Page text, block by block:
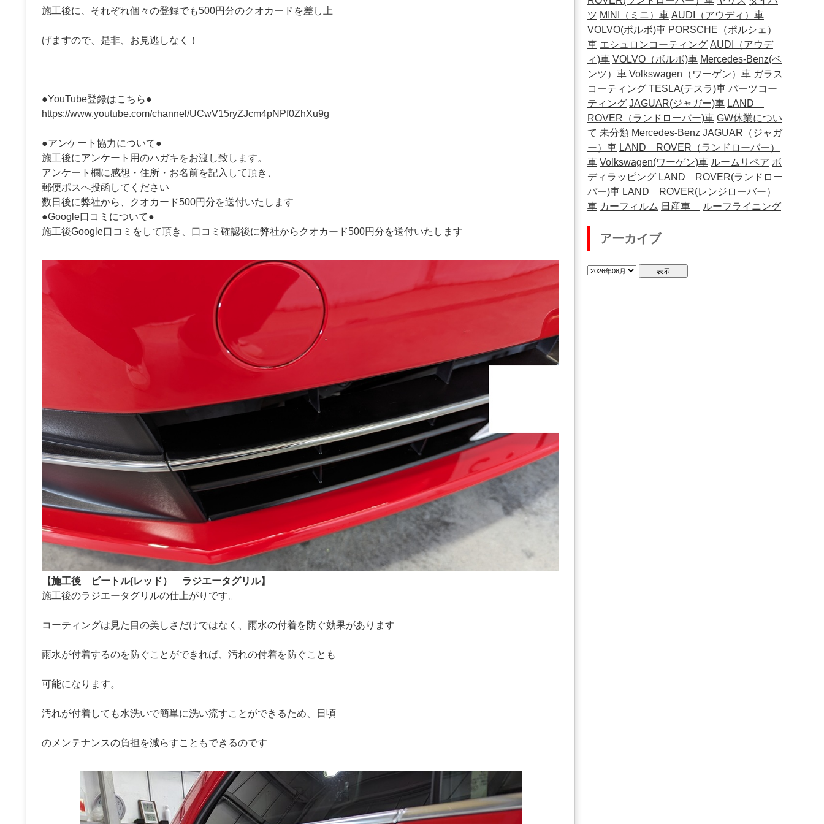
施工後に、それぞれ個々の登録でも500円分のクオカードを差し上
げますので、是非、お見逃しなく！
●YouTube登録はこちら●
https://www.youtube.com/channel/UCwV15ryZJcm4pNPf0ZhXu9g
●アンケート協力について●
施工後にアンケート用のハガキをお渡し致します。
アンケート欄に感想・住所・お名前を記入して頂き、
郵便ポスへ投函してください
数日後に弊社から、クオカード500円分を送付いたします
●Google口コミについて●
施工後Google口コミをして頂き、口コミ確認後に弊社からクオカード500円分を送付いたします
【施工後 ビートル(レッド） ラジエータグリル】
施工後のラジエータグリルの仕上がりです。
コーティングは見た目の美しさだけではなく、雨水の付着を防ぐ効果があります
雨水が付着するのを防ぐことができれば、汚れの付着を防ぐことも
可能になります。
汚れが付着しても水洗いで簡単に洗い流すことができるため、日頃
のメンテナンスの負担を減らすこともできるのです
ツ MINI（ミニ）車 AUDI（アウディ）車
VOLVO(ボルボ)車 PORSCHE（ポルシェ）
車 エシュロンコーティング AUDI（アウデ
ィ)車 VOLVO（ボルボ)車 Mercedes-Benz(ベ
ンツ）車 Volkswagen（ワーゲン）車 ガラス
コーティング TESLA(テスラ)車 パーツコー
ティング JAGUAR(ジャガー)車 LAND
ROVER（ランドローバー)車 GW休業につい
て 未分類 Mercedes-Benz JAGUAR（ジャガ
ー）車 LAND ROVER（ランドローバー）
車 Volkswagen(ワーゲン)車 ルームリペア ボ
ディラッピング LAND ROVER(ランドロー
バー)車 LAND ROVER(レンジローバー）
車 カーフィルム 日産車 ルーフライニング
アーカイブ